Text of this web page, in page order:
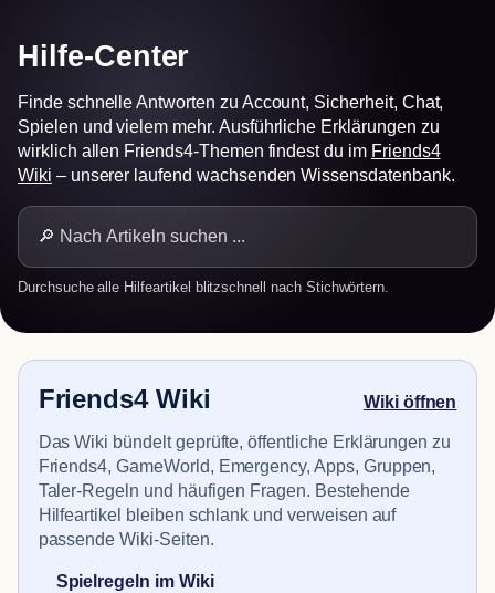
Hilfe-Center
Finde schnelle Antworten zu Account, Sicherheit, Chat,
Spielen und vielem mehr. Ausführliche Erklärungen zu
wirklich allen Friends4-Themen findest du im Friends4
Wiki – unserer laufend wachsenden Wissensdatenbank.
Durchsuche alle Hilfeartikel blitzschnell nach Stichwörtern.
Friends4 Wiki Wiki öffnen
Das Wiki bündelt geprüfte, öffentliche Erklärungen zu
Friends4, GameWorld, Emergency, Apps, Gruppen,
Taler-Regeln und häufigen Fragen. Bestehende
Hilfeartikel bleiben schlank und verweisen auf
passende Wiki-Seiten.
Spielregeln im Wiki